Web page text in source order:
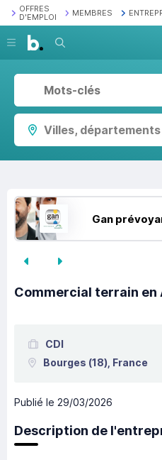
OFFRES
D'EMPLOI
MEMBRES
Recherche
Villes, départements
Gan
Commercial terrain en
CDI
Bourges (18), France
Publié le 29/03/2026
Description de